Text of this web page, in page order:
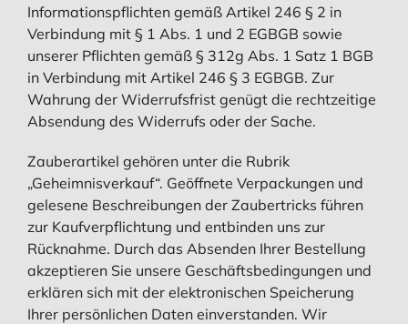
Informationspflichten gemäß Artikel 246 § 2 in
Verbindung mit § 1 Abs. 1 und 2 EGBGB sowie
unserer Pflichten gemäß § 312g Abs. 1 Satz 1 BGB
in Verbindung mit Artikel 246 § 3 EGBGB. Zur
Wahrung der Widerrufsfrist genügt die rechtzeitige
Absendung des Widerrufs oder der Sache.
Zauberartikel gehören unter die Rubrik
„Geheimnisverkauf“. Geöffnete Verpackungen und
gelesene Beschreibungen der Zaubertricks führen
zur Kaufverpflichtung und entbinden uns zur
Rücknahme. Durch das Absenden Ihrer Bestellung
akzeptieren Sie unsere Geschäftsbedingungen und
erklären sich mit der elektronischen Speicherung
Ihrer persönlichen Daten einverstanden. Wir